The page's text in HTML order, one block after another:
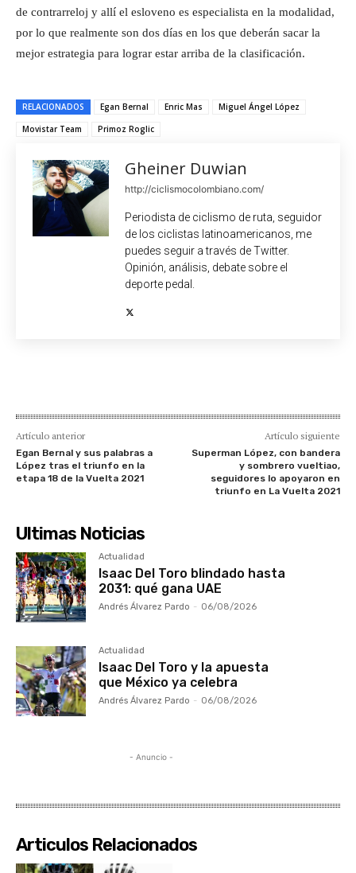
de contrarreloj y allí el esloveno es especialista en la modalidad,
por lo que realmente son dos días en los que deberán sacar la
mejor estrategia para lograr estar arriba de la clasificación.
RELACIONADOS Egan Bernal Enric Mas
Miguel Ángel López
Movistar Team
Primoz Roglic
Gheiner Duwian
http://ciclismocolombiano.com/
Periodista de ciclismo de ruta, seguidor
de los ciclistas latinoamericanos, me
puedes seguir a través de Twitter.
Opinión, análisis, debate sobre el
deporte pedal.
Artículo anterior
Egan Bernal y sus palabras a
López tras el triunfo en la
etapa 18 de la Vuelta 2021
Artículo siguiente
Superman López, con bandera
y sombrero vueltiao,
seguidores lo apoyaron en
triunfo en La Vuelta 2021
Ultimas Noticias
Actualidad
Isaac Del Toro blindado hasta
2031: qué gana UAE
Andrés Álvarez Pardo - 06/08/2026
Actualidad
Isaac Del Toro y la apuesta
que México ya celebra
Andrés Álvarez Pardo - 06/08/2026
- Anuncio -
Articulos Relacionados